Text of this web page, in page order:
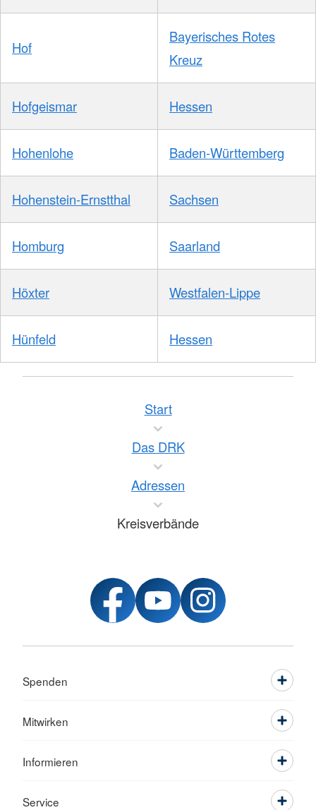
Hof
Bayerisches Rotes
Kreuz
Hofgeismar Hessen
Hohenlohe Baden-Württemberg
Hohenstein-Ernstthal Sachsen
Homburg Saarland
Höxter Westfalen-Lippe
Hünfeld Hessen
Start
Das DRK
Adressen
Kreisverbände
Spenden
Mitwirken
Informieren
Service